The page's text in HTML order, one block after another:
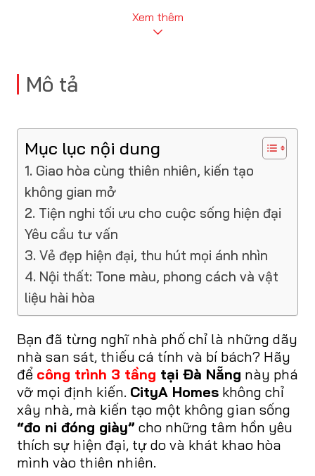
Xem thêm
Mô tả
Mục lục nội dung
1. Giao hòa cùng thiên nhiên, kiến tạo
không gian mở
2. Tiện nghi tối ưu cho cuộc sống hiện đại
Yêu cầu tư vấn
3. Vẻ đẹp hiện đại, thu hút mọi ánh nhìn
4. Nội thất: Tone màu, phong cách và vật
liệu hài hòa
Bạn đã từng nghĩ nhà phố chỉ là những dãy
nhà san sát, thiếu cá tính và bí bách? Hãy
để công trình 3 tầng tại Đà Nẵng này phá
vỡ mọi định kiến. CityA Homes không chỉ
xây nhà, mà kiến tạo một không gian sống
“đo ni đóng giày” cho những tâm hồn yêu
thích sự hiện đại, tự do và khát khao hòa
mình vào thiên nhiên.